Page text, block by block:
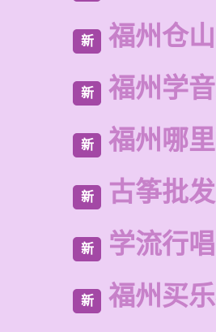
新 福州仓
新 福州学
新 福州哪
新 古筝批
新 学流行
新 福州买